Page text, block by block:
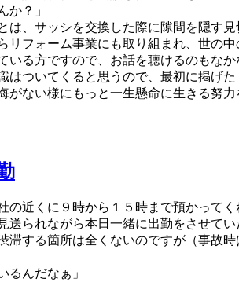
か？」
は、サッシを交換した際に隙間を隠す
リフォーム事業にも取り組まれ、世の
いる方ですので、お話を聴けるのもな
はついてくると思うので、最初に掲げ
がない様にもっと一生懸命に生きる努
の近くに９時から１５時まで預かって
られながら本日一緒に出勤をさせてい
滞する箇所は全くないのですが（事故
るんだなぁ」